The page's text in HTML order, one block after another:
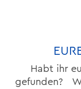
Habt ihr
gefunden?